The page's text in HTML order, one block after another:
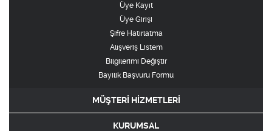
Üye Kayıt
Üye Girişi
Şifre Hatırlatma
Alışveriş Listem
Bilgilerimi Değiştir
Bayilik Başvuru Formu
MÜŞTERİ HİZMETLERİ
KURUMSAL